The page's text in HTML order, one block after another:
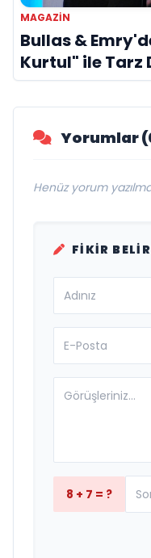
MAGAZIN
Bullas &
Kurtul" ile Tarz
Yorumlar
Henüz yorum
FIKIR
8 + 7 = ?